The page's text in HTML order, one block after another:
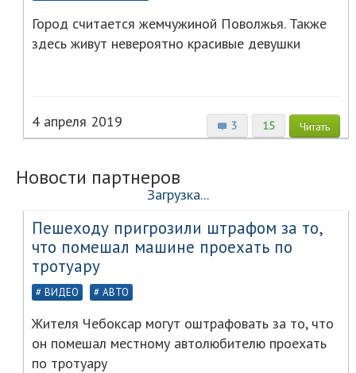
Город считается жемчужиной Поволжья. Также
здесь живут невероятно красивые девушки
3 15 Читать
4 апреля 2019
Новости партнеров
Загрузка...
Пешеходу пригрозили штрафом за то,
что помешал машине проехать по
тротуару
ВИДЕО АВТО
Жителя Чебоксар могут оштрафовать за то, что
он помешал местному автолюбителю проехать
по тротуару